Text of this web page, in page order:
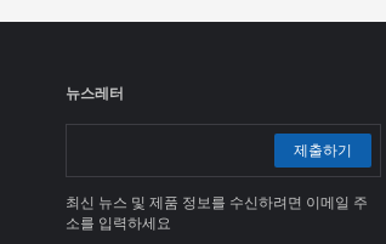
뉴스레터
제출하기
최신 뉴스 및 제품 정보를 수신하려면 이메일 주
소를 입력하세요